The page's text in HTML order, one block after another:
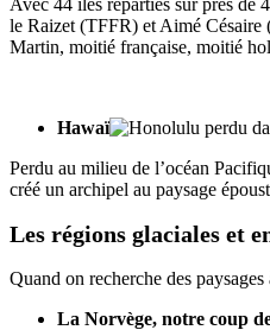
Avec 44 îles réparties sur près de
le Raizet (TFFR) et Aimé Césaire
Martin, moitié française, moitié
Hawaï
Perdu au milieu de l’océan
créé un archipel au paysage
Les régions glaciales et
Quand on recherche des
La Norvège, notre coup